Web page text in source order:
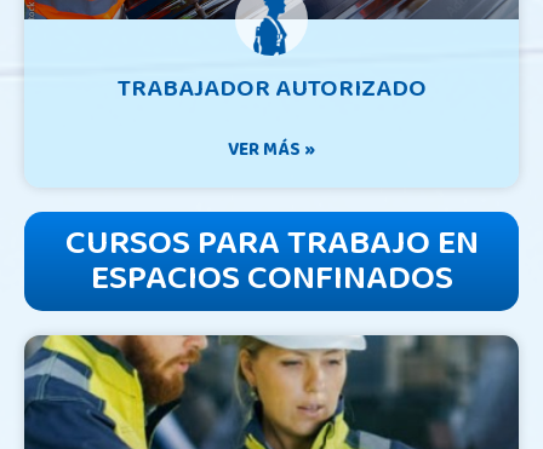
TRABAJADOR AUTORIZADO
VER MÁS »
CURSOS PARA TRABAJO EN
ESPACIOS CONFINADOS